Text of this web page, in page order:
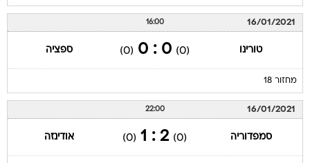
16/01/2021
16:00
טורינו (0)
0 : 0
(0) ספציה
מחזור 18
16/01/2021
22:00
סמפדוריה (0)
2 : 1
(0) אודינזה